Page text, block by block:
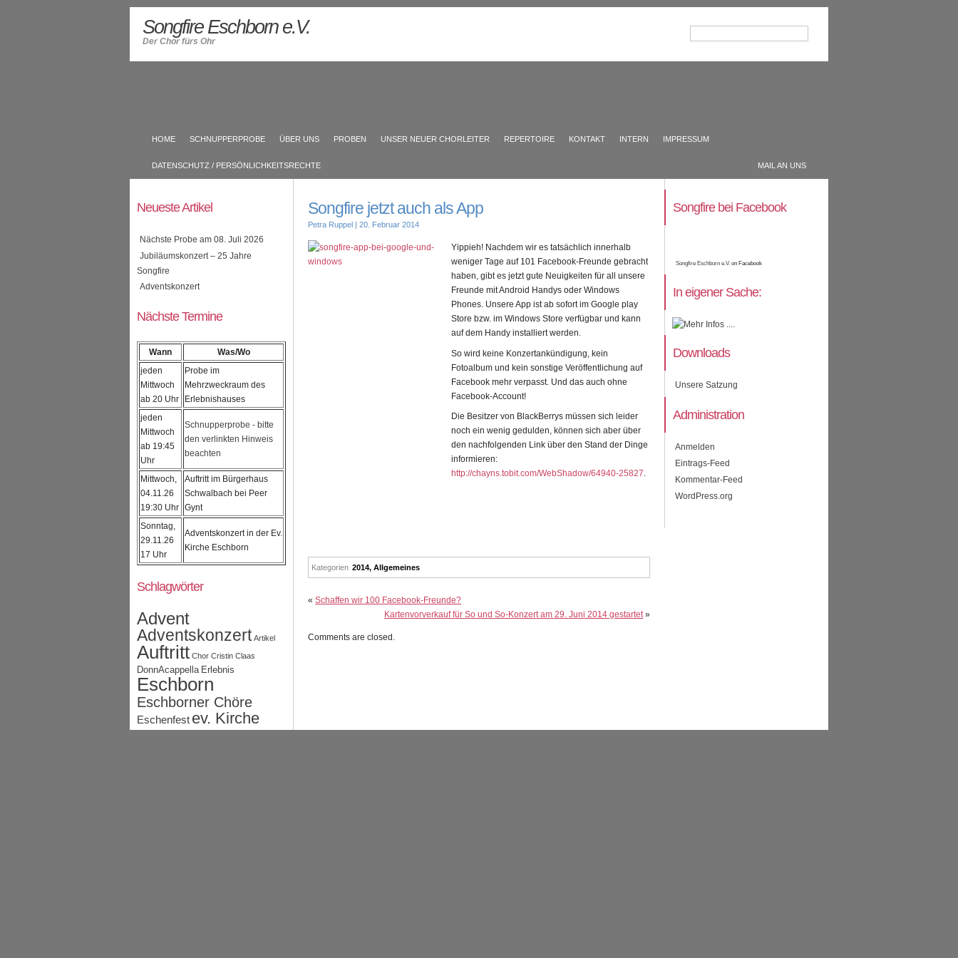
Songfire Eschborn e.V.
Der Chor fürs Ohr
HOME SCHNUPPERPROBE ÜBER UNS PROBEN UNSER NEUER CHORLEITER REPERTOIRE KONTAKT INTERN IMPRESSUM
DATENSCHUTZ / PERSÖNLICHKEITSRECHTE MAIL AN UNS
Songfire jetzt auch als App
Petra Ruppel | 20. Februar 2014
Yippieh! Nachdem wir es tatsächlich innerhalb
weniger Tage auf 101 Facebook-Freunde gebracht
haben, gibt es jetzt gute Neuigkeiten für all unsere
Freunde mit Android Handys oder Windows
Phones. Unsere App ist ab sofort im Google play
Store bzw. im Windows Store verfügbar und kann
auf dem Handy installiert werden.
So wird keine Konzertankündigung, kein
Fotoalbum und kein sonstige Veröffentlichung auf
Facebook mehr verpasst. Und das auch ohne
Facebook-Account!
Die Besitzer von BlackBerrys müssen sich leider
noch ein wenig gedulden, können sich aber über
den nachfolgenden Link über den Stand der Dinge
informieren:
http://chayns.tobit.com/WebShadow/64940-25827.
Kategorien 2014,Allgemeines
« Schaffen wir 100 Facebook-Freunde?
Kartenvorverkauf für So und So-Konzert am 29. Juni 2014 gestartet»
Comments are closed.
Songfire bei Facebook
Songfire Eschborn e.V. on Facebook
In eigener Sache:
Downloads
Unsere Satzung
Administration
Anmelden
Eintrags-Feed
Kommentar-Feed
WordPress.org
Neueste Artikel
Nächste Probe am 08. Juli 2026
Jubiläumskonzert – 25 Jahre
Songfire
Adventskonzert
Nächste Termine
Wann
Was/Wo
jeden
Mittwoch
ab 20 Uhr
Probe im
Mehrzweckraum des
Erlebnishauses
jeden
Mittwoch
ab 19:45
Uhr
Schnupperprobe - bitte
den verlinkten Hinweis
beachten
Mittwoch,
04.11.26
19:30 Uhr
Auftritt im Bürgerhaus
Schwalbach bei Peer
Gynt
Sonntag,
29.11.26
17 Uhr
Adventskonzert in der Ev.
Kirche Eschborn
Schlagwörter
Advent
Adventskonzert Artikel
Auftritt Chor Cristin Claas
DonnAcappella Erlebnis
Eschborn
Eschborner Chöre
Eschenfest ev. Kirche
Event